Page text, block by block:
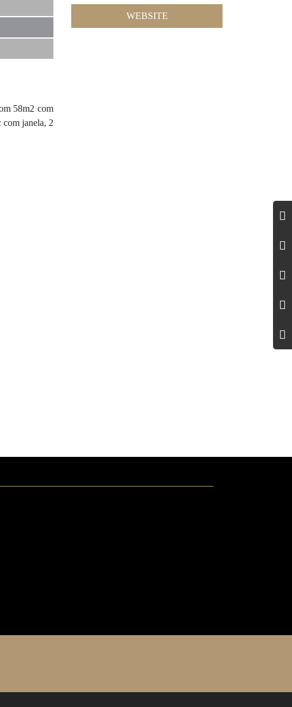
58m2 com
janela, 2
WEBSITE